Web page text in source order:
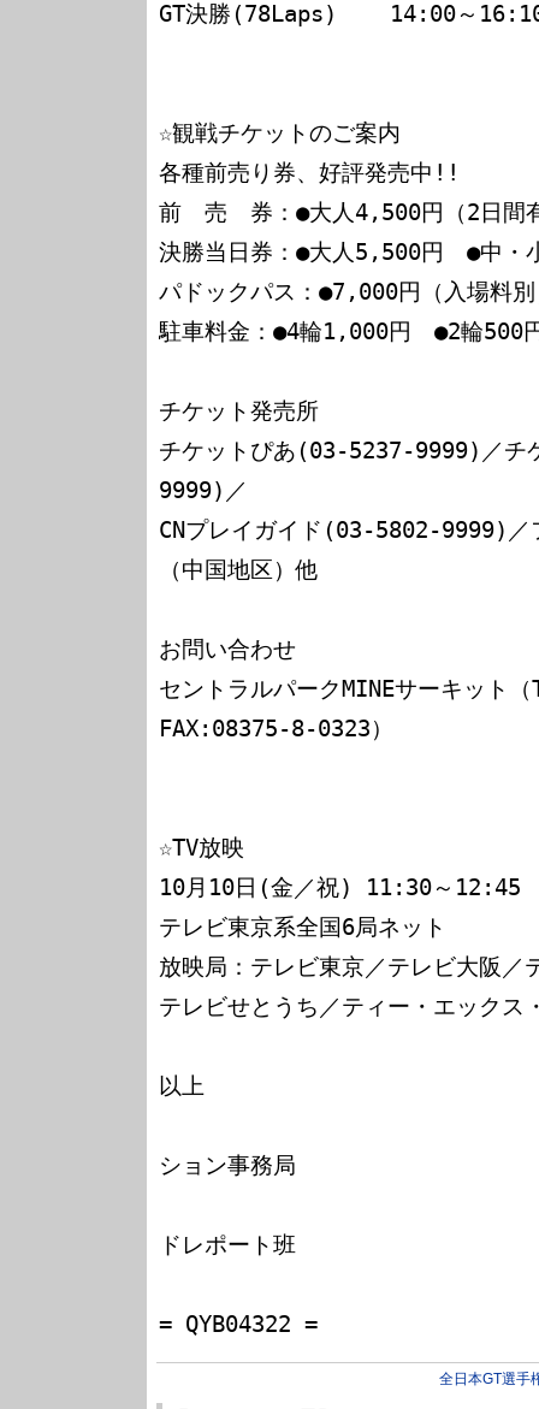
GT決勝(78Laps)    14:00～
☆観戦チケットのご案内
各種前売り券、好評発売中!!
前　売　券：●大人4,500円（2日間
決勝当日券：●大人5,500円　●中・
パドックパス：●7,000円（入場料
駐車料金：●4輪1,000円　●2輪500
チケット発売所
チケットぴあ(03-5237-9999)／チ
9999)／
CNプレイガイド(03-5802-9999)／
（中国地区）他
お問い合わせ
セントラルパークMINEサーキット
FAX:08375-8-0323）
☆TV放映
10月10日(金／祝) 11:30～12:45
テレビ東京系全国6局ネット
放映局：テレビ東京／テレビ大阪／
テレビせとうち／ティー・エック
以上
ション事務局
ドレポート班
全日本GT選手